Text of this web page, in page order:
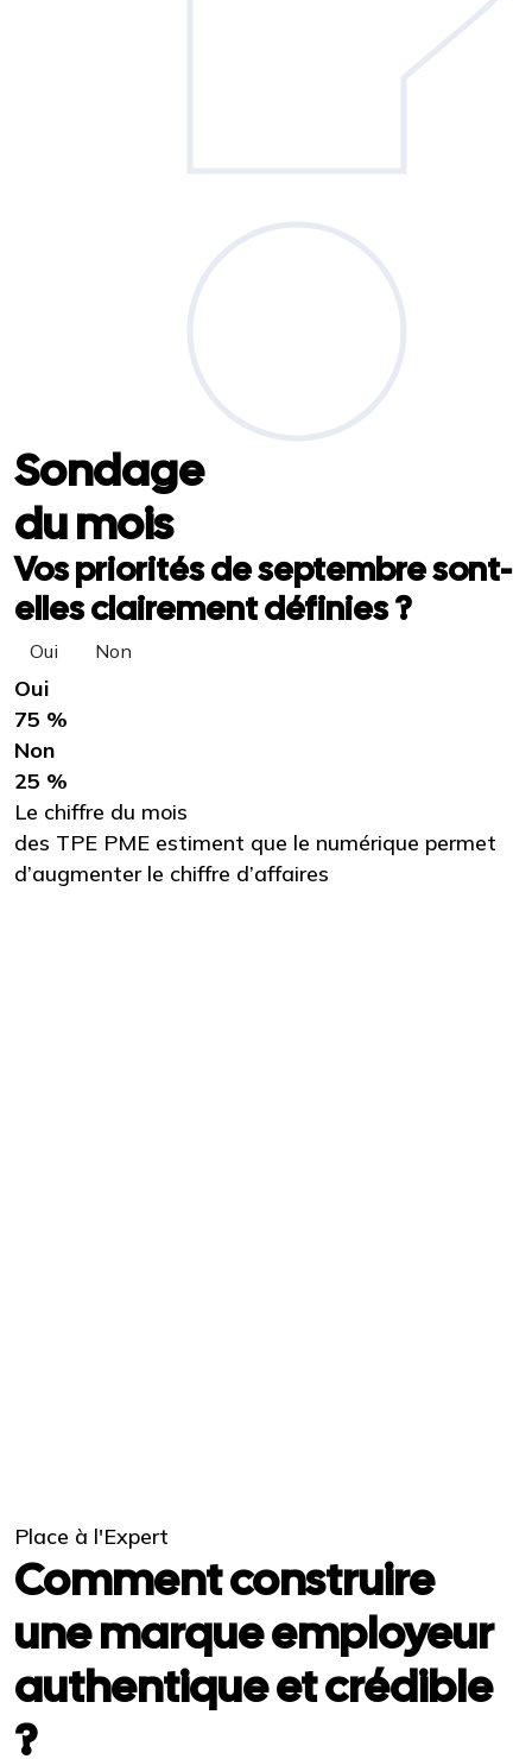
Sondage
du mois
Vos priorités de septembre sont-
elles clairement définies ?
Oui Non
Oui
75 %
Non
25 %
Le chiffre du mois
des TPE PME estiment que le numérique permet
d’augmenter le chiffre d’affaires
Place à l'Expert
Comment construire
une marque employeur
authentique et crédible
?